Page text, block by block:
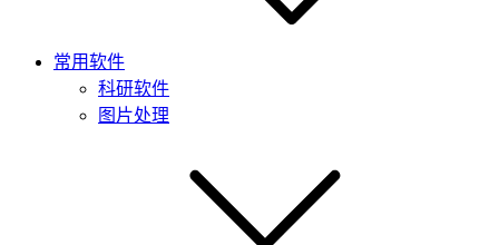
常用软件
科研软件
图片处理